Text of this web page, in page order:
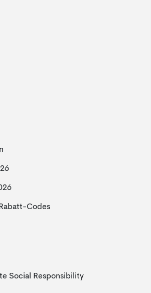
Codes
Social Responsibility